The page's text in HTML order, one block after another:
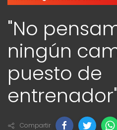
"No
ningún
puesto de
Compartir